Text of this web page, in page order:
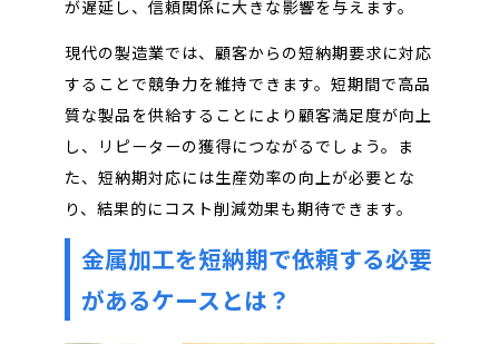
が遅延し、信頼関係に大きな影響を与えます。
現代の製造業では、顧客からの短納期要求に対応
することで競争力を維持できます。短期間で高品
質な製品を供給することにより顧客満足度が向上
し、リピーターの獲得につながるでしょう。ま
た、短納期対応には生産効率の向上が必要とな
り、結果的にコスト削減効果も期待できます。
金属加工を短納期で依頼する必要
があるケースとは？